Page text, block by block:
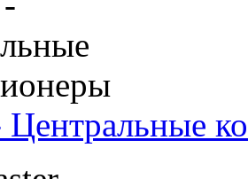
Центральные